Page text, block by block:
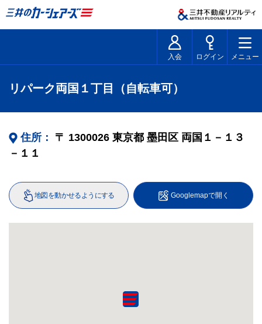
入会 ログイン メニュー
リパーク両国１丁目（自転車可）
住所： 〒 1300026 東京都 墨田区 両国１－１３
－１１
地図を動かせるようにする Googlemapで開く